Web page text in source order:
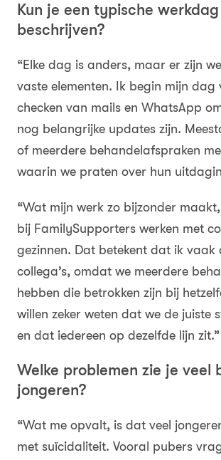
Kun je een typische werkdag
beschrijven?
“Elke dag is anders, maar er zijn
vaste elementen. Ik begin mijn dag
checken van mails en WhatsApp
nog belangrijke updates zijn.
of meerdere behandelafspraken
waarin we praten over hun
“Wat mijn werk zo bijzonder
bij FamilySupporters werken met
gezinnen. Dat betekent dat ik vaak
collega’s, omdat we meerdere
hebben die betrokken zijn bij
willen zeker weten dat we de juiste
en dat iedereen op dezelfde lijn zit.”
Welke problemen zie je veel
jongeren?
“Wat me opvalt, is dat veel
met suïcidaliteit. Vooral pubers